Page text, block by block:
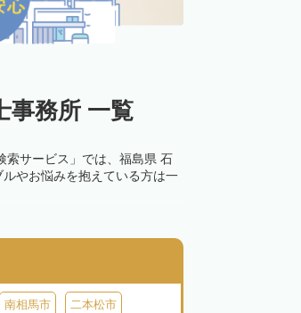
事務所 一覧
索サービス」では、福島県 石
やお悩みを抱えている方は一
南相馬市 二本松市